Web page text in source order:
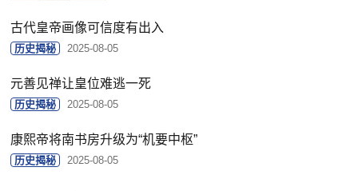
古代皇帝画像可信度有出入
历史揭秘 2025-08-05
元善见禅让皇位难逃一死
历史揭秘 2025-08-05
康熙帝将南书房升级为“机要中枢”
历史揭秘 2025-08-05